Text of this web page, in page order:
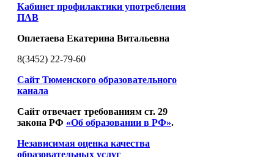
Кабинет профилактики употребления
ПАВ
Оплетаева Екатерина Витальевна
8(3452) 22-79-60
Сайт Тюменского образовательного
канала
Сайт отвечает требованиям ст. 29
закона РФ «Об образовании в РФ».
Независимая оценка качества
образовательных услуг